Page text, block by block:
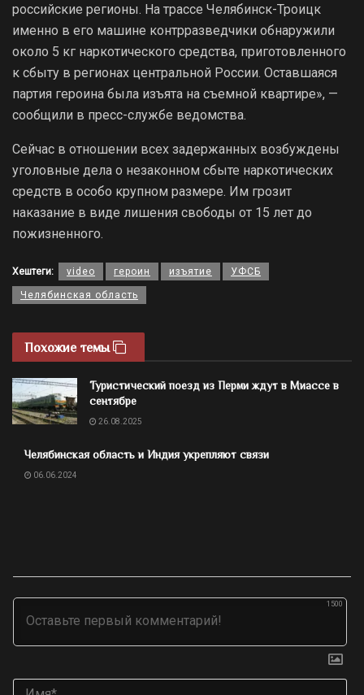
российские регионы. На трассе Челябинск-Троицк
именно в его машине контрразведчики обнаружили
около 5 кг наркотического средства, приготовленного
к сбыту в регионах центральной России. Оставшаяся
партия героина была изъята на съемной квартире», —
сообщили в пресс-службе ведомства.
Сейчас в отношении всех задержанных возбуждены
уголовные дела о незаконном сбыте наркотических
средств в особо крупном размере. Им грозит
наказание в виде лишения свободы от 15 лет до
пожизненного.
Хештеги: video героин изъятие УФСБ
Челябинская область
Похожие темы
Туристический поезд из Перми ждут в Миассе в
сентябре
26.08.2025
Челябинская область и Индия укрепляют связи
06.06.2024
1500